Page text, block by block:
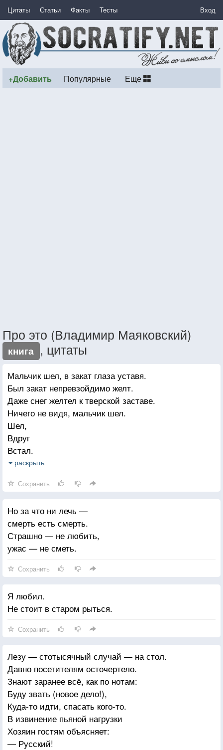
Цитаты Статьи Факты Тесты Вход
+Добавить Популярные Еще
Про это (Владимир Маяковский)
книга , цитаты
Мальчик шел, в закат глаза уставя.
Был закат непревзойдимо желт.
Даже снег желтел к тверской заставе.
Ничего не видя, мальчик шел.
Шел,
Вдруг
Встал.
В шелк
Сталь.
С час закат смотрел, глаза уставя,
За мальчишкой легшую кайму.
Снег, хрустя, разламывал суставы.
Для чего? зачем? кому?
Был вором-ветром мальчишка обыскан.
Стал ветер петровскому парку звонить:
Прощайте
Кончаю
Прошу не винить
раскрыть
Сохранить
Но за что ни лечь —
смерть есть смерть.
Страшно — не любить,
ужас — не сметь.
Сохранить
Я любил.
Не стоит в старом рыться.
Сохранить
Лезу — стотысячный случай — на стол.
Давно посетителям осточертело.
Знают заранее всё, как по нотам:
Буду звать (новое дело!),
Куда-то идти, спасать кого-то.
В извинение пьяной нагрузки
Хозяин гостям объясняет:
— Русский!